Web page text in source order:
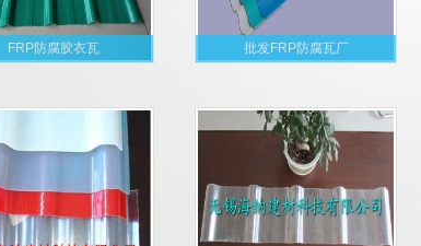
FRP防腐胶衣瓦 批发FRP防腐瓦厂